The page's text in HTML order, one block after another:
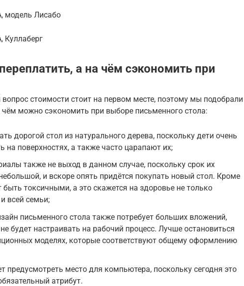
модель Лисабо
Куллаберг
а на чём сэкономить при
стоимости стоит на первом месте, поэтому мы подобрали
чём можно сэкономить при выборе письменного стола:
дорогой стол из натурального дерева, поскольку дети очень
на поверхностях, а также часто царапают их;
также не выход в данном случае, поскольку срок их
и вскоре опять придётся покупать новый стол. Кроме
быть токсичными, а это скажется на здоровье не только
всей семьи;
письменного стола также потребует больших вложений,
будет настраивать на рабочий процесс. Лучше остановиться
моделях, которые соответствуют общему оформлению
предусмотреть место для компьютера, поскольку сегодня это
атрибут.